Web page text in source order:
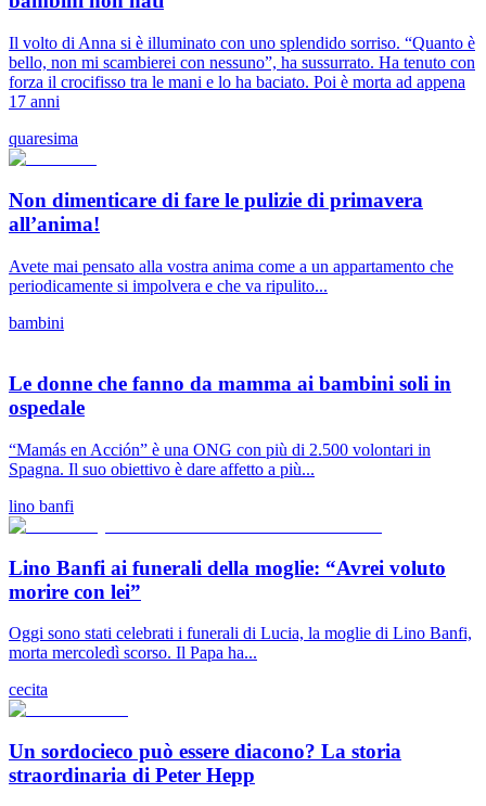
Il volto di Anna si è illuminato con uno splendido sorriso. “Quanto è
bello, non mi scambierei con nessuno”, ha sussurrato. Ha tenuto con
forza il crocifisso tra le mani e lo ha baciato. Poi è morta ad appena
17 anni
quaresima
Non dimenticare di fare le pulizie di primavera
all’anima!
Avete mai pensato alla vostra anima come a un appartamento che
periodicamente si impolvera e che va ripulito...
bambini
Le donne che fanno da mamma ai bambini soli in
ospedale
“Mamás en Acción” è una ONG con più di 2.500 volontari in
Spagna. Il suo obiettivo è dare affetto a più...
lino banfi
Lino Banfi ai funerali della moglie: “Avrei voluto
morire con lei”
Oggi sono stati celebrati i funerali di Lucia, la moglie di Lino Banfi,
morta mercoledì scorso. Il Papa ha...
cecita
Un sordocieco può essere diacono? La storia
straordinaria di Peter Hepp